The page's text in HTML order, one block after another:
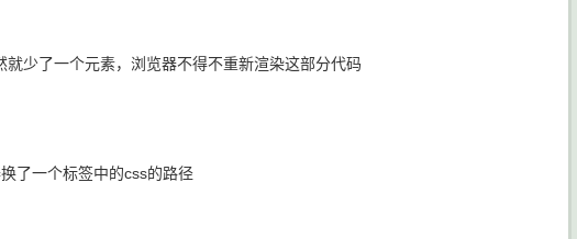
少了一个元素，浏览器不得不重新渲染这部分代码
了一个标签中的css的路径